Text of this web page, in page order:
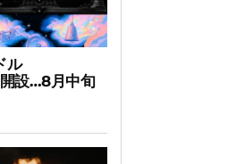
ル
設…8月中旬